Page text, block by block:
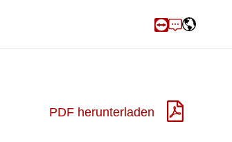
PDF herunterladen